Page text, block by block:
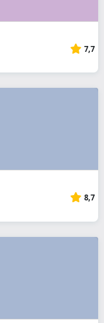
7,7
8,7